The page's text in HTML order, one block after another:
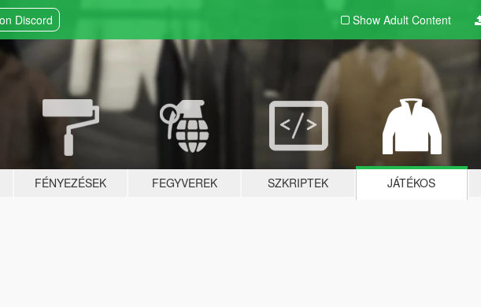
Discord Show Adult Content
FÉNYEZÉSEK FEGYVEREK SZKRIPTEK JÁTÉKOS